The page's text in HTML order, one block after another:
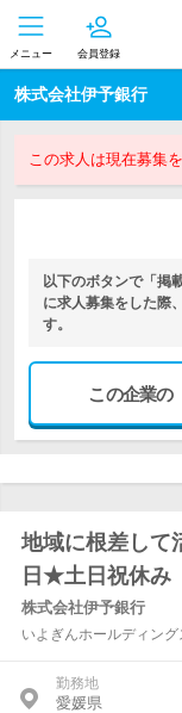
メニュー 会員登録
株式会社伊予銀行
この求人は現在募集
以下のボタンで「掲
に求人募集をした際
す。
この企業の
地域に根差して
日★土日祝休み
株式会社伊予銀行
いよぎんホールディン
勤務地
愛媛県